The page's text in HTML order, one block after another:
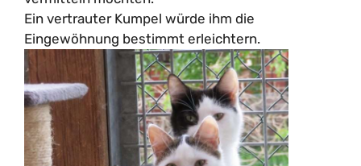
Ein vertrauter Kumpel würde ihm die
Eingewöhnung bestimmt erleichtern.